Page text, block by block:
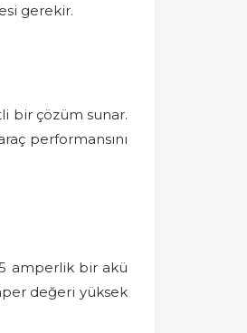
gerekir.
bir çözüm sunar.
performansını
amperlik bir akü
değeri yüksek